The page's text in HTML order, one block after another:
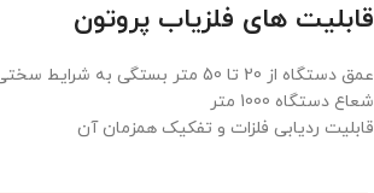
قابلیت های فلزیاب پروتون
عمق دستگاه از 20 تا 50 متر بستگی به شرایط سختی زمین
شعاع دستگاه 1000 متر
قابلیت ردیابی فلزات و تفکیک همزمان آن